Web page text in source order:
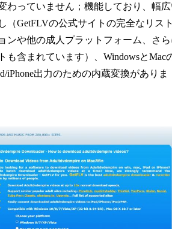
わっていません；機能しており、幅
（GetFLVの公式サイトの完全なリス
ンや他の成人プラットフォーム、さ
も含まれています）、WindowsとMac
iPhone出力のための内蔵変換がありま